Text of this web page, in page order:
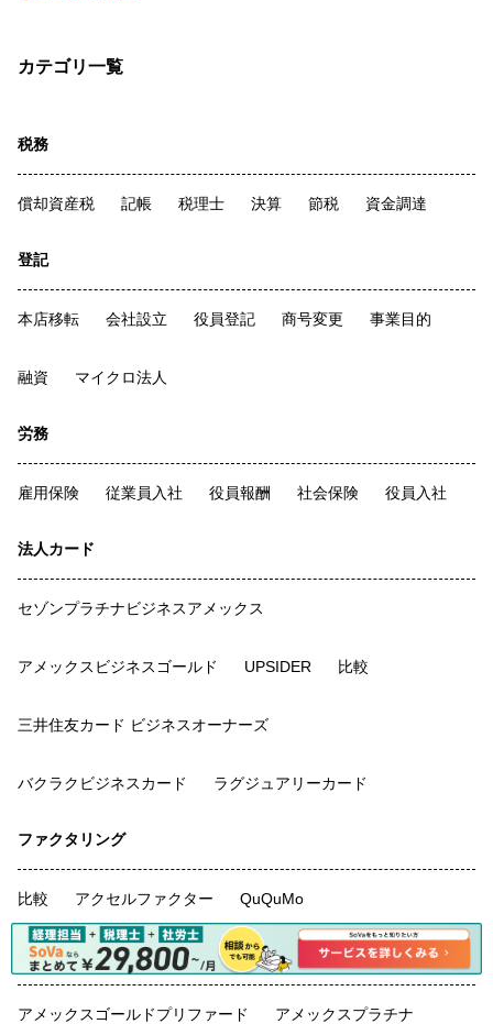
カテゴリ一覧
税務
償却資産税 記帳 税理士 決算 節税 資金調達
登記
本店移転 会社設立 役員登記 商号変更 事業目的
融資 マイクロ法人
労務
雇用保険 従業員入社 役員報酬 社会保険 役員入社
法人カード
セゾンプラチナビジネスアメックス
アメックスビジネスゴールド UPSIDER 比較
三井住友カード ビジネスオーナーズ
バクラクビジネスカード ラグジュアリーカード
ファクタリング
比較 アクセルファクター QuQuMo
個人カード
アメックスゴールドプリファード アメックスプラチナ